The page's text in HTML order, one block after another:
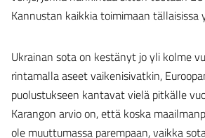
Kannustan kaikkia toimimaan tällaisissa
Ukrainan sota on kestänyt jo yli kolme
rintamalla aseet vaikenisivatkin,
puolustukseen kantavat vielä pitkälle
Karangon arvio on, että koska
ole muuttumassa parempaan, vaikka